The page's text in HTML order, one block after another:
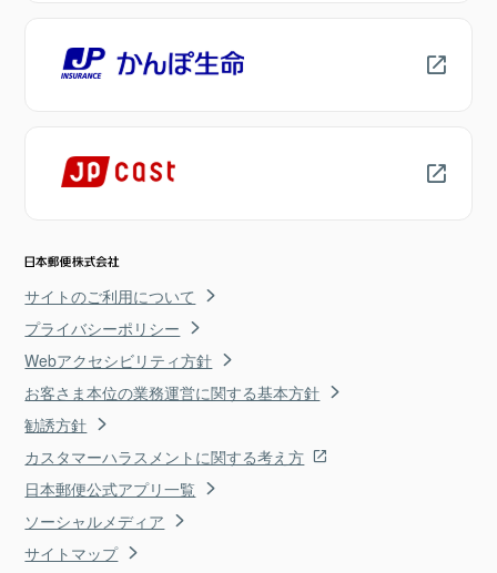
サイトのご利用について
プライバシーポリシー
Webアクセシビリティ方針
お客さま本位の業務運営に関する基本方針
勧誘方針
カスタマーハラスメントに関する考え方
日本郵便公式アプリ一覧
ソーシャルメディア
サイトマップ